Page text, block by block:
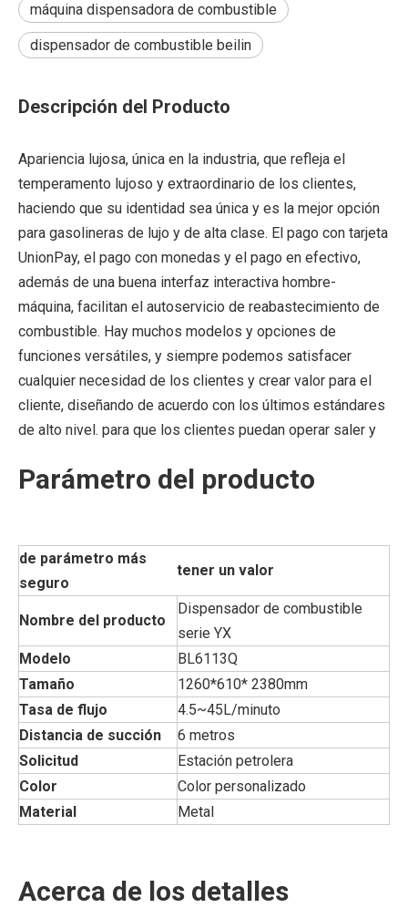
máquina dispensadora de combustible
dispensador de combustible beilin
Descripción del Producto
Apariencia lujosa, única en la industria, que refleja el
temperamento lujoso y extraordinario de los clientes,
haciendo que su identidad sea única y es la mejor opción
para gasolineras de lujo y de alta clase. El pago con tarjeta
UnionPay, el pago con monedas y el pago en efectivo,
además de una buena interfaz interactiva hombre-
máquina, facilitan el autoservicio de reabastecimiento de
combustible. Hay muchos modelos y opciones de
funciones versátiles, y siempre podemos satisfacer
cualquier necesidad de los clientes y crear valor para el
cliente, diseñando de acuerdo con los últimos estándares
de alto nivel. para que los clientes puedan operar saler y
Parámetro del producto
de parámetro más
seguro
tener un valor
Nombre del producto
Dispensador de combustible
serie YX
Modelo
BL6113Q
Tamaño
1260*610* 2380mm
Tasa de flujo
4.5~45L/minuto
Distancia de succión
6 metros
Solicitud
Estación petrolera
Color
Color personalizado
Material
Metal
Acerca de los detalles